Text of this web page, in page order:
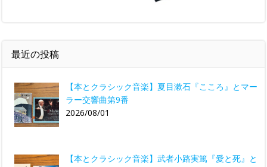
最近の投稿
【本とクラシック音楽】夏目漱石『こころ』とマー
ラー交響曲第9番
2026/08/01
【本とクラシック音楽】武者小路実篤『愛と死』と